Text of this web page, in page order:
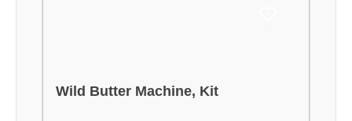
Wild Butter Machine, Kit